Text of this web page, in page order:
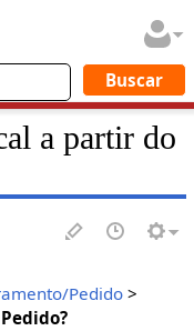
a partir do
Pedido>